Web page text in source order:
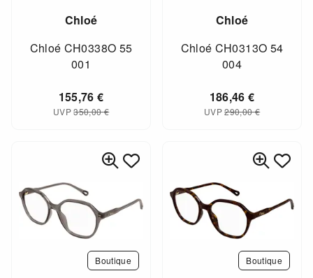
Chloé
Chloé CH0338O 55
001
155,76€
UVP350,00€
Chloé
Chloé CH0313O 54
004
186,46€
UVP290,00€
Boutique Boutique